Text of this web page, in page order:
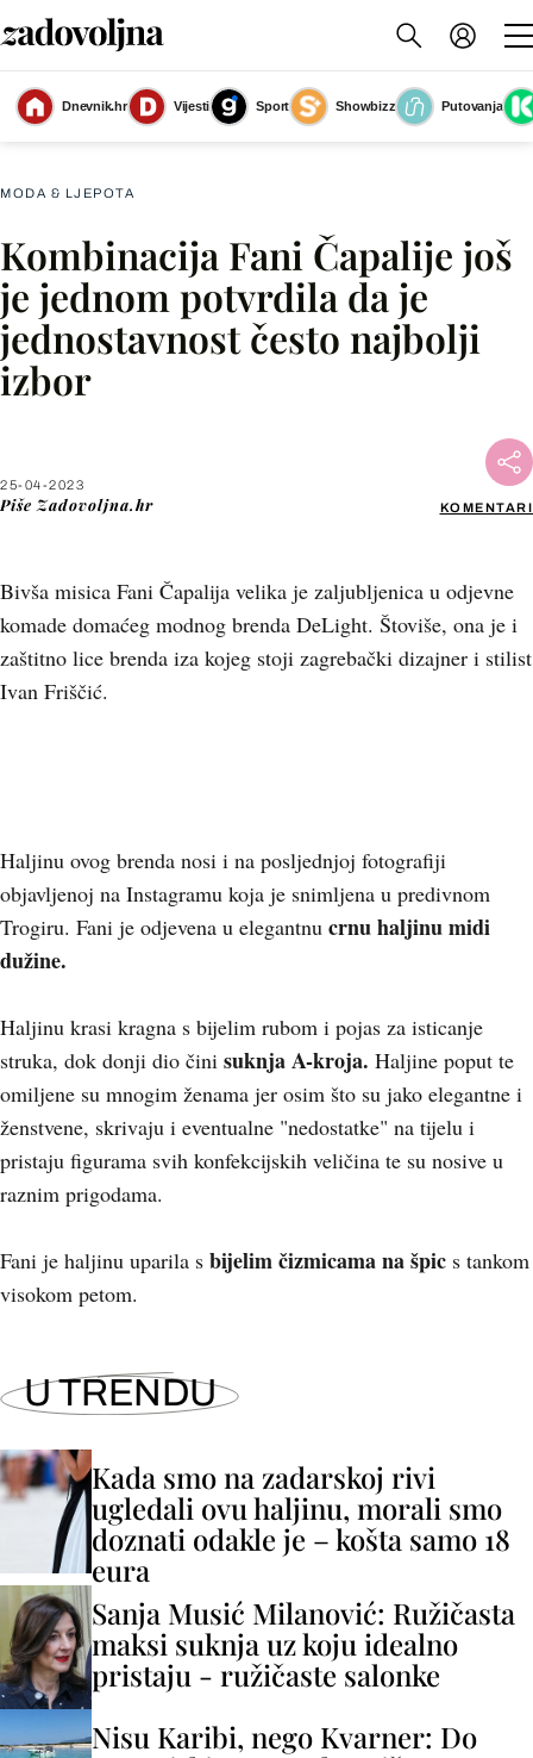
Dnevnik.hr Vijesti Sport Showbizz
Putovanja
Fani Čapalija
(Foto: Tom Dubravec/Cropix)
MODA & LJEPOTA
Kombinacija Fani Čapalije još
je jednom potvrdila da je
jednostavnost često najbolji
izbor
25-04-2023
Piše Zadovoljna.hr KOMENTARI
Bivša misica Fani Čapalija velika je zaljubljenica u odjevne
komade domaćeg modnog brenda DeLight. Štoviše, ona je i
zaštitno lice brenda iza kojeg stoji zagrebački dizajner i stilist
Ivan Friščić.
Facebook
X
Haljinu ovog brenda nosi i na posljednjoj fotografiji
objavljenoj na Instagramu koja je snimljena u predivnom
Trogiru. Fani je odjevena u elegantnu crnu haljinu midi
dužine.
Haljinu krasi kragna s bijelim rubom i pojas za isticanje
struka, dok donji dio čini suknja A-kroja. Haljine poput te
omiljene su mnogim ženama jer osim što su jako elegantne i
ženstvene, skrivaju i eventualne "nedostatke" na tijelu i
pristaju figurama svih konfekcijskih veličina te su nosive u
raznim prigodama.
Fani je haljinu uparila s bijelim čizmicama na špic s tankom
visokom petom.
U TRENDU
Kada smo na zadarskoj rivi
ugledali ovu haljinu, morali smo
doznati odakle je – košta samo 18
eura
Sanja Musić Milanović: Ružičasta
maksi suknja uz koju idealno
pristaju - ružičaste salonke
Nisu Karibi, nego Kvarner: Do